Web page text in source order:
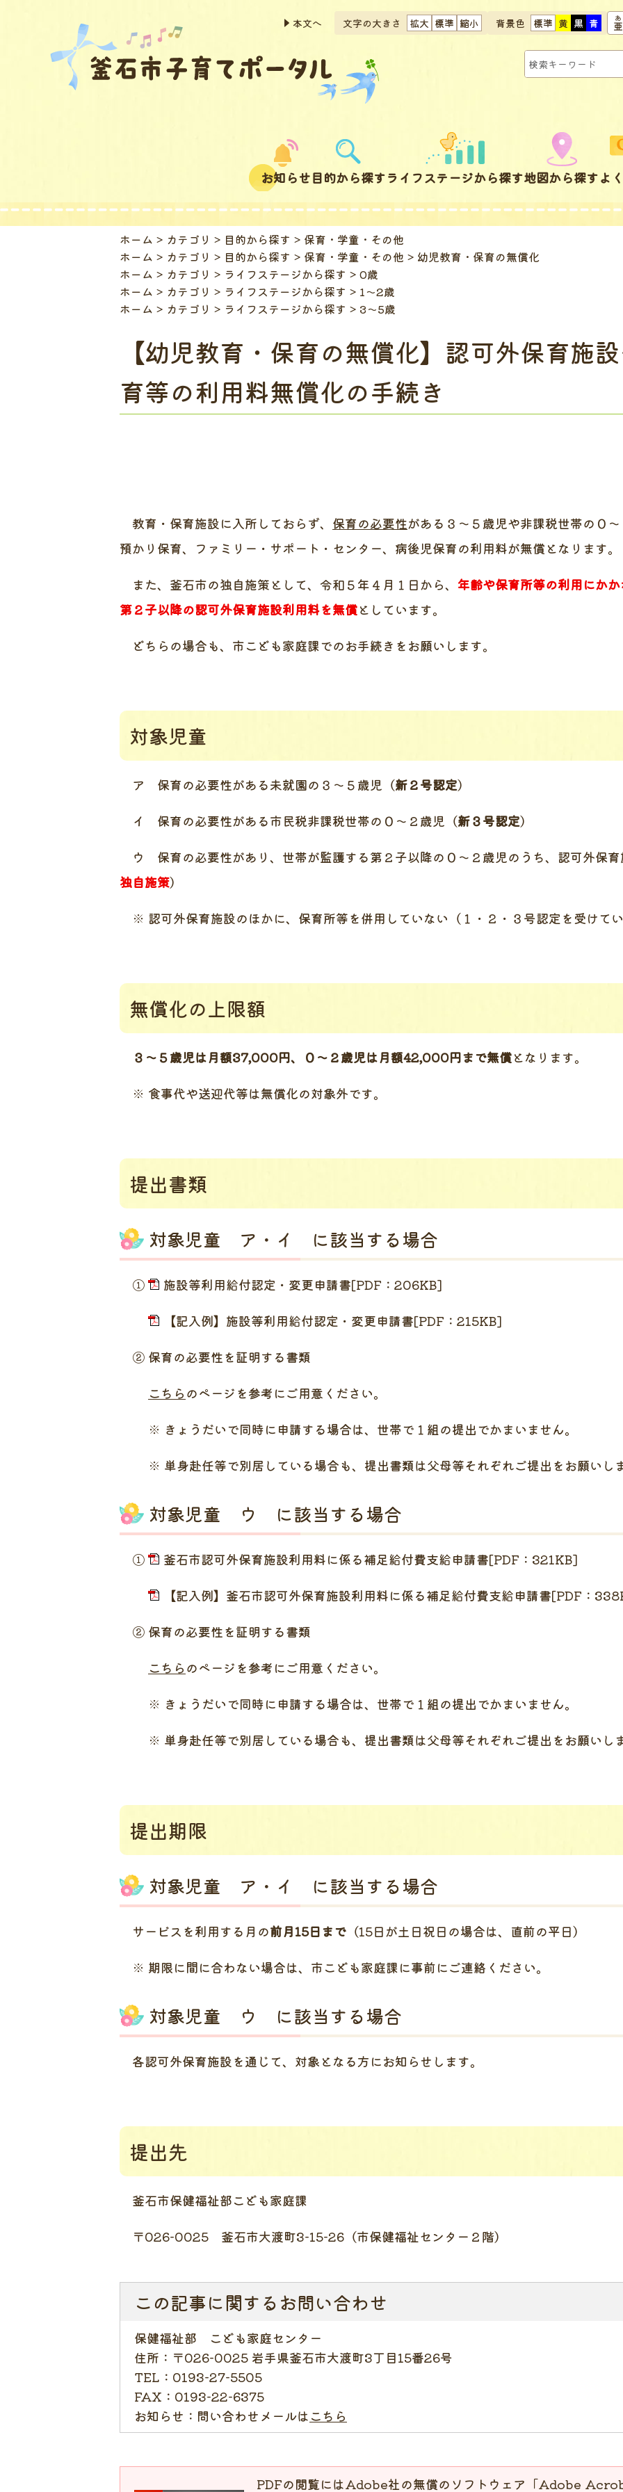
本文へ 文字の大きさ 拡大 標準 縮小 背景色 標準 黄 黒 青
お知らせ目的から探すライフステージから探す地図から探すよ
ホーム カテゴリ 目的から探す
保育・学童・その他
ホーム
カテゴリ 目的から探す 保育・学童・その他
幼児教育・保育の無償化
ホーム
カテゴリ ライフステージから探す
0歳
ホーム
カテゴリ ライフステージから探す
1～2歳
ホーム
カテゴリ ライフステージから探す 3～5歳
【幼児教育・保育の無償化】認可外保育施
育等の利用料無償化の手続き
教育・保育施設に入所しておらず、 保育の必要性がある３～５歳児や非課税世帯の０
預かり保育、ファミリー・サポート・センター、病後児保育の利用料が無償となります。
また、釜石市の独自施策として、令和５年４月１日から、 年齢や保育所等の利用にか
第２子以降の認可外保育施設利用料を無償としています。
どちらの場合も、市こども家庭課でのお手続きをお願いします。
対象児童
ア 保育の必要性がある未就園の３～５歳児（新２号認定）
イ 保育の必要性がある市民税非課税世帯の０～２歳児（新３号認定）
ウ 保育の必要性があり、世帯が監護する第２子以降の０～２歳児のうち、認可外保
独自施策）
※ 認可外保育施設のほかに、保育所等を併用していない（１・２・３号認定を受けて
無償化の上限額
３～５歳児は月額37,000円、０～２歳児は月額42,000円まで無償となります。
※ 食事代や送迎代等は無償化の対象外です。
提出書類
対象児童 ア・イ に該当する場合
①
施設等利用給付認定・変更申請書[PDF：206KB]
【記入例】施設等利用給付認定・変更申請書[PDF：215KB]
② 保育の必要性を証明する書類
こちらのページを参考にご用意ください。
※ きょうだいで同時に申請する場合は、世帯で１組の提出でかまいません。
※ 単身赴任等で別居している場合も、提出書類は父母等それぞれご提出をお願いし
対象児童 ウ に該当する場合
①
釜石市認可外保育施設利用料に係る補足給付費支給申請書[PDF：321KB]
【記入例】釜石市認可外保育施設利用料に係る補足給付費支給申請書[PDF：
② 保育の必要性を証明する書類
こちらのページを参考にご用意ください。
※ きょうだいで同時に申請する場合は、世帯で１組の提出でかまいません。
※ 単身赴任等で別居している場合も、提出書類は父母等それぞれご提出をお願いし
提出期限
対象児童 ア・イ に該当する場合
サービスを利用する月の前月15日まで （15日が土日祝日の場合は、直前の平日）
※ 期限に間に合わない場合は、市こども家庭課に事前にご連絡ください。
対象児童 ウ に該当する場合
各認可外保育施設を通じて、対象となる方にお知らせします。
提出先
釜石市保健福祉部こども家庭課
〒026-0025 釜石市大渡町3-15-26（市保健福祉センター２階）
この記事に関するお問い合わせ
保健福祉部 こども家庭センター
住所： 〒026-0025 岩手県釜石市大渡町3丁目15番26号
TEL： 0193-27-5505
FAX： 0193-22-6375
お知らせ： 問い合わせメールはこちら
PDFの閲覧にはAdobe社の無償のソフトウェア「Adobe